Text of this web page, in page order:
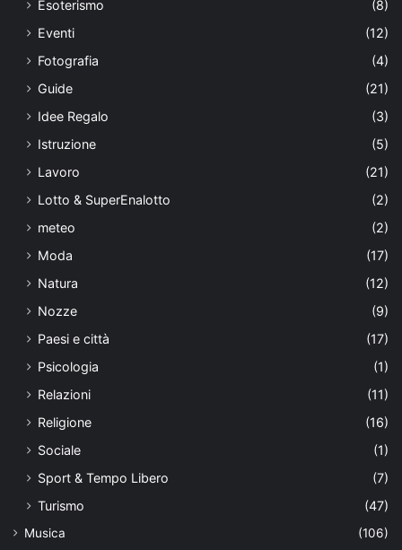
Esoterismo
(8)
Eventi
(12)
Fotografia
(4)
Guide
(21)
Idee Regalo
(3)
Istruzione
(5)
Lavoro
(21)
Lotto & SuperEnalotto
(2)
meteo
(2)
Moda
(17)
Natura
(12)
Nozze
(9)
Paesi e città
(17)
Psicologia
(1)
Relazioni
(11)
Religione
(16)
Sociale
(1)
Sport & Tempo Libero
(7)
Turismo
(47)
Musica (106)